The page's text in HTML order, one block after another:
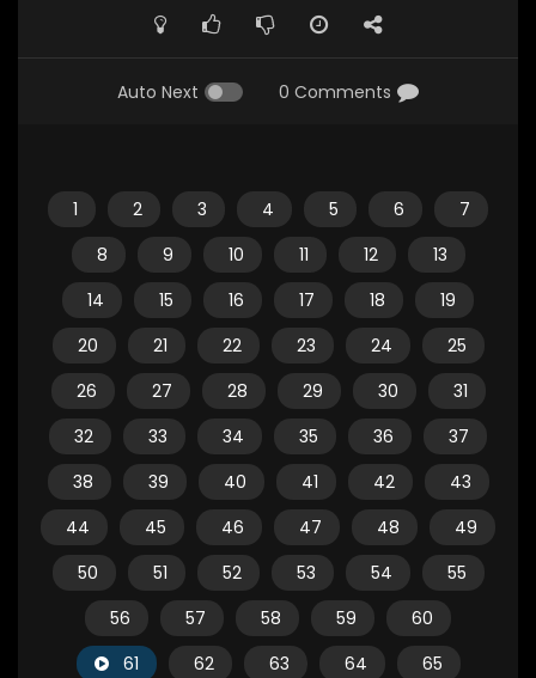
Auto Next 0 Comments
1 2 3 4 5 6
7
8
9 10 11 12
13
14
15 16 17 18
19
20
21 22 23 24
25
26
27 28 29 30
31
32
33 34 35 36
37
38
39 40 41 42
43
44
45 46 47 48
49
50
51 52 53 54
55
56
57 58 59
60
61
62 63 64
65